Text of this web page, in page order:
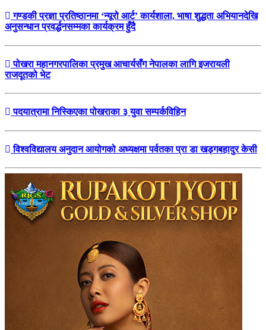
गण्डकी प्रज्ञा प्रतिष्ठानमा ‘न्यूरो आर्ट’ कार्यशाला, भाषा शुद्धता अभियानदेखि
अनुसन्धान प्रवर्द्धनसम्मका कार्यक्रम हुँदै
पोखरा महानगरपालिका प्रमुख आचार्यसँग नेपालका लागि इजरायली
राजदूतको भेट
पदयात्रामा निस्किएका पोखराका ३ युवा सम्पर्कविहिन
विश्वविद्यालय अनुदान आयोगको अध्यक्षमा पर्वतका प्रा डा खड्गबहादुर केसी